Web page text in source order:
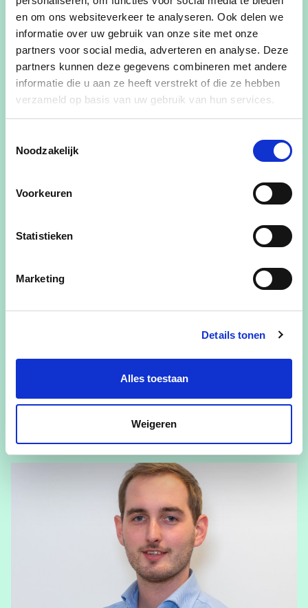
en om ons websiteverkeer te analyseren. Ook delen we
informatie over uw gebruik van onze site met onze
partners voor social media, adverteren en analyse. Deze
partners kunnen deze gegevens combineren met andere
informatie die u aan ze heeft verstrekt of die ze hebben
verzameld op basis van uw gebruik van hun services.
Noodzakelijk
Voorkeuren
Statistieken
Marketing
Details tonen
Alles toestaan
Weigeren
Gemeenteraadslid en fractieleider cd&v Pelt
View Jonas Wilms's profile
Tonny Kauffmann
Gemeenteraadslid
View Tonny Kauffmann 's profile